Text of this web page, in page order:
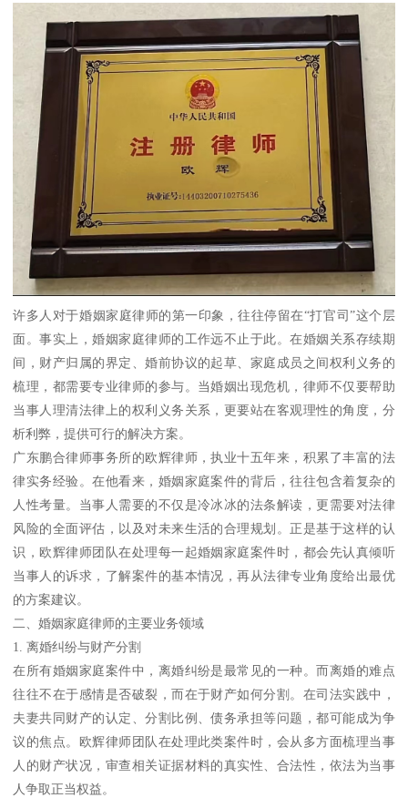
许多人对于婚姻家庭律师的第一印象，往往停留在“打官司”这个层
面。事实上，婚姻家庭律师的工作远不止于此。在婚姻关系存续期
间，财产归属的界定、婚前协议的起草、家庭成员之间权利义务的
梳理，都需要专业律师的参与。当婚姻出现危机，律师不仅要帮助
当事人理清法律上的权利义务关系，更要站在客观理性的角度，分
析利弊，提供可行的解决方案。
广东鹏合律师事务所的欧辉律师，执业十五年来，积累了丰富的法
律实务经验。在他看来，婚姻家庭案件的背后，往往包含着复杂的
人性考量。当事人需要的不仅是冷冰冰的法条解读，更需要对法律
风险的全面评估，以及对未来生活的合理规划。正是基于这样的认
识，欧辉律师团队在处理每一起婚姻家庭案件时，都会先认真倾听
当事人的诉求，了解案件的基本情况，再从法律专业角度给出最优
的方案建议。
二、婚姻家庭律师的主要业务领域
1. 离婚纠纷与财产分割
在所有婚姻家庭案件中，离婚纠纷是最常见的一种。而离婚的难点
往往不在于感情是否破裂，而在于财产如何分割。在司法实践中，
夫妻共同财产的认定、分割比例、债务承担等问题，都可能成为争
议的焦点。欧辉律师团队在处理此类案件时，会从多方面梳理当事
人的财产状况，审查相关证据材料的真实性、合法性，依法为当事
人争取正当权益。